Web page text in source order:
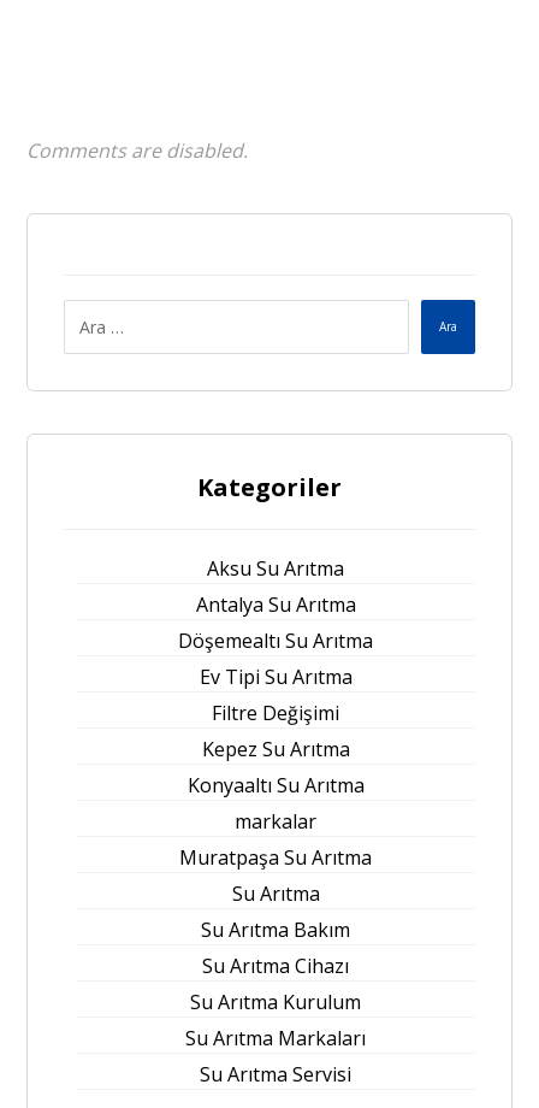
Comments are disabled.
Ara
Kategoriler
Aksu Su Arıtma
Antalya Su Arıtma
Döşemealtı Su Arıtma
Ev Tipi Su Arıtma
Filtre Değişimi
Kepez Su Arıtma
Konyaaltı Su Arıtma
markalar
Muratpaşa Su Arıtma
Su Arıtma
Su Arıtma Bakım
Su Arıtma Cihazı
Su Arıtma Kurulum
Su Arıtma Markaları
Su Arıtma Servisi